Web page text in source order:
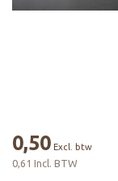
0,50 Excl. btw
0,61 Incl. BTW